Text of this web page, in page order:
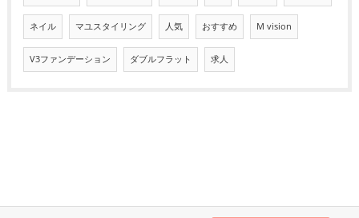
ネイル マユスタイリング 人気 おすすめ M vision
V3ファンデーション ダブルフラット 求人